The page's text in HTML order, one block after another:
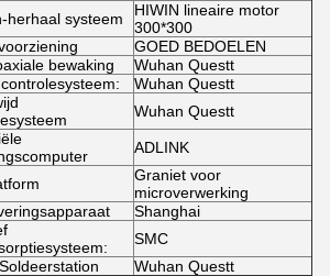
herhaal systeem
HIWIN lineaire motor
300*300
GOED BEDOELEN
bewaking
Wuhan Questt
Wuhan Questt
Wuhan Questt
ADLINK
Graniet voor
microverwerking
Shanghai
SMC
Wuhan Questt